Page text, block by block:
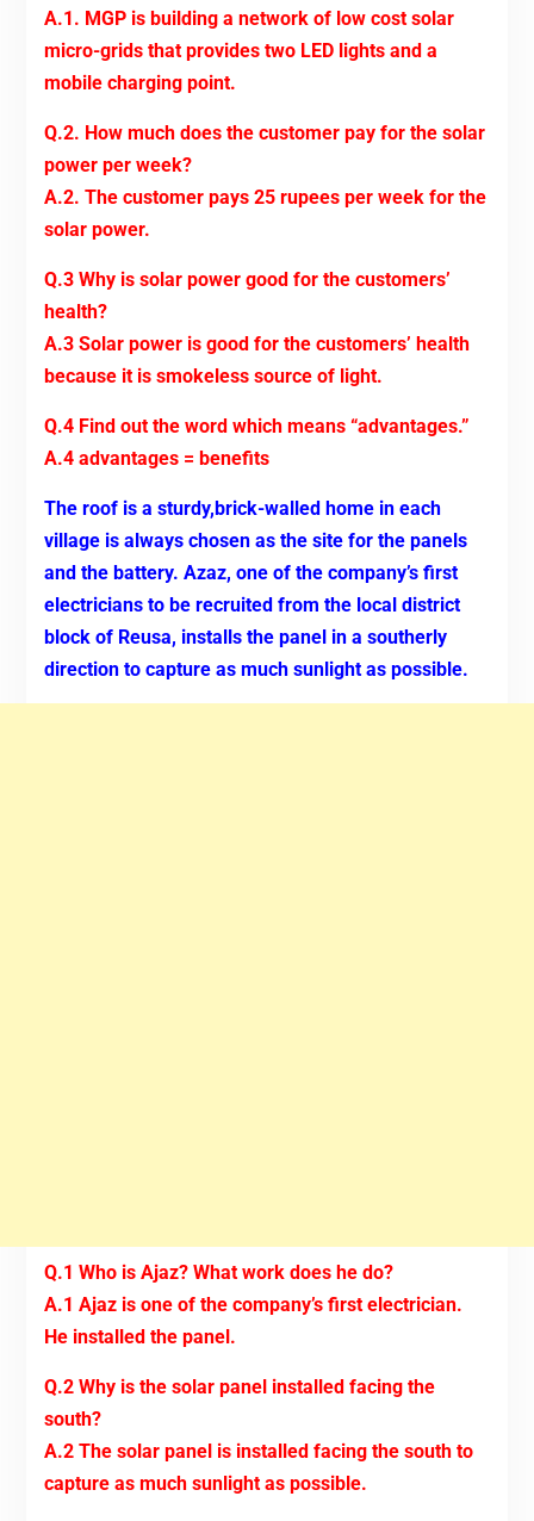
A.1. MGP is building a network of low cost solar
micro-grids that provides two LED lights and a
mobile charging point.
Q.2. How much does the customer pay for the solar
power per week?
A.2. The customer pays 25 rupees per week for the
solar power.
Q.3 Why is solar power good for the customers’
health?
A.3 Solar power is good for the customers’ health
because it is smokeless source of light.
Q.4 Find out the word which means “advantages.”
A.4 advantages = benefits
The roof is a sturdy,brick-walled home in each
village is always chosen as the site for the panels
and the battery. Azaz, one of the company’s first
electricians to be recruited from the local district
block of Reusa, installs the panel in a southerly
direction to capture as much sunlight as possible.
Q.1 Who is Ajaz? What work does he do?
A.1 Ajaz is one of the company’s first electrician.
He installed the panel.
Q.2 Why is the solar panel installed facing the
south?
A.2 The solar panel is installed facing the south to
capture as much sunlight as possible.